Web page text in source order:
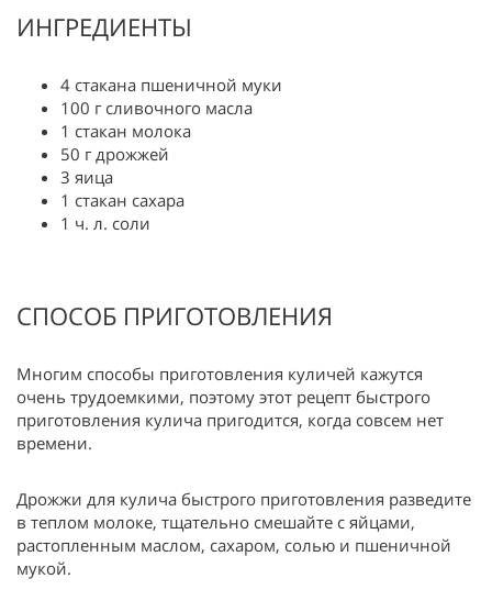
ИНГРЕДИЕНТЫ
4 стакана пшеничной муки
100 г сливочного масла
1 стакан молока
50 г дрожжей
3 яица
1 стакан сахара
1 ч. л. соли
СПОСОБ ПРИГОТОВЛЕНИЯ
Многим способы приготовления куличей кажутся
очень трудоемкими, поэтому этот рецепт быстрого
приготовления кулича пригодится, когда совсем нет
времени.
Дрожжи для кулича быстрого приготовления разведите
в теплом молоке, тщательно смешайте с яйцами,
растопленным маслом, сахаром, солью и пшеничной
мукой.